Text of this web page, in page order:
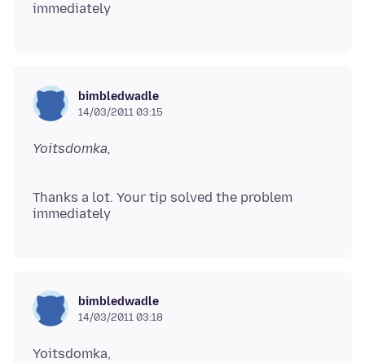
bimbledwadle
14/03/2011 03:15
Thanks a lot. Your tip solved the problem
immediately
bimbledwadle
14/03/2011 03:18